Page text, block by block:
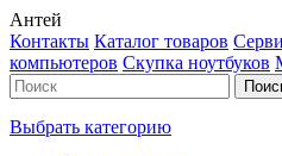
Антей
Контакты Каталог товаров
компьютеров Cкупка ноутбуков
Выбрать категорию